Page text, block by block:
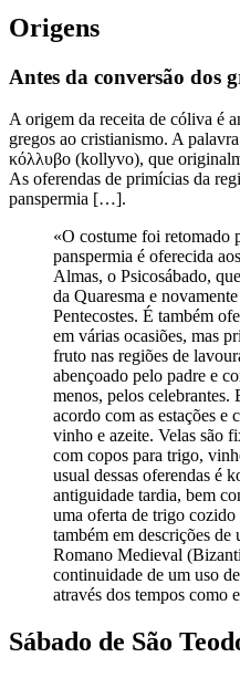
Origens
Antes da conversão dos
A origem da receita de cóliva é
gregos ao cristianismo. A
κόλλυβo (kollyvo), que
As oferendas de primícias da
panspermia […].
«O costume foi retomado
panspermia é oferecida
Almas, o Psicosábado,
da Quaresma e
Pentecostes. É também
em várias ocasiões, mas
fruto nas regiões de
abençoado pelo padre e
menos, pelos celebrantes.
acordo com as estações e
vinho e azeite. Velas são
com copos para trigo,
usual dessas oferendas é
antiguidade tardia, bem
uma oferta de trigo cozido
também em descrições de
Romano Medieval
continuidade de um uso
através dos tempos como
Sábado de São